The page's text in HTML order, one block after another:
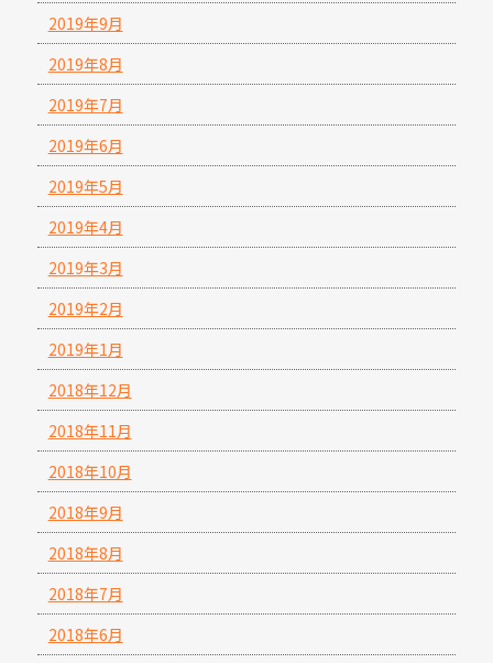
2019年9月
2019年8月
2019年7月
2019年6月
2019年5月
2019年4月
2019年3月
2019年2月
2019年1月
2018年12月
2018年11月
2018年10月
2018年9月
2018年8月
2018年7月
2018年6月